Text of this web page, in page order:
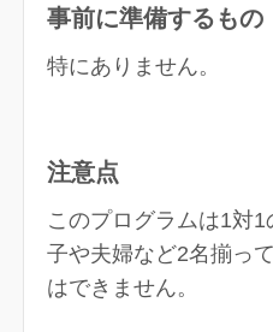
事前に準備するもの
特にありません。
注意点
このプログラムは1対
子や夫婦など2名揃っ
はできません。